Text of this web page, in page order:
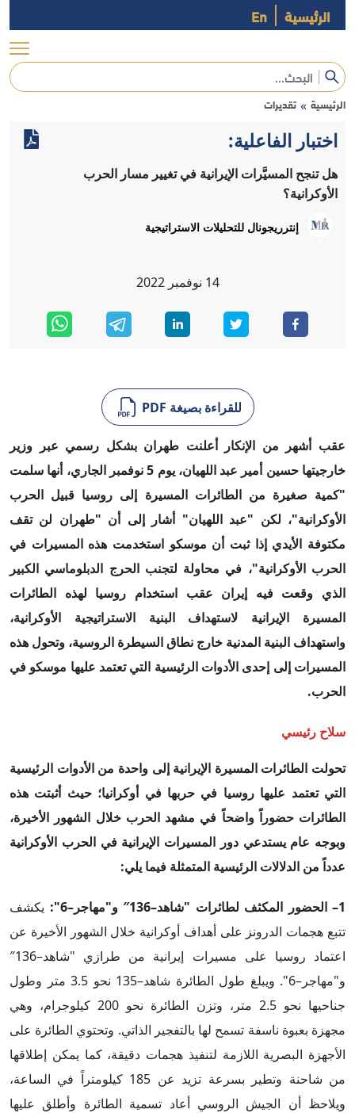
الرئيسية En
الرئيسية » تقديرات
اختبار الفاعلية:
هل تنجح المسيَّرات الإيرانية في تغيير مسار الحرب
الأوكرانية؟
إنترريجونال للتحليلات الاستراتيجية
14 نوفمبر 2022
للقراءة بصيغة PDF
عقب أشهر من الإنكار أعلنت طهران بشكل رسمي عبر وزير
خارجيتها حسين أمير عبد اللهيان، يوم 5 نوفمبر الجاري، أنها سلمت
"كمية صغيرة من الطائرات المسيرة إلى روسيا قبيل الحرب
الأوكرانية"، لكن "عبد اللهيان" أشار إلى أن "طهران لن تقف
مكتوفة الأيدي إذا ثبت أن موسكو استخدمت هذه المسيرات في
الحرب الأوكرانية"، في محاولة لتجنبالحرج الدبلوماسي الكبير
الذي وقعت فيه إيران عقب استخدام روسيا لهذه الطائرات
المسيرة الإيرانية لاستهداف البنية الاستراتيجية الأوكرانية،
واستهداف البنية المدنية خارج نطاق السيطرة الروسية، وتحول هذه
المسيرات إلى إحدى الأدوات الرئيسية التي تعتمد عليها موسكو في
الحرب.
سلاح رئيسي
تحولت الطائرات المسيرة الإيرانية إلى واحدة من الأدوات الرئيسية
التي تعتمد عليها روسيا في حربها في أوكرانيا؛ حيث أثبتت هذه
الطائرات حضوراً واضحاً في مشهد الحرب خلال الشهور الأخيرة،
وبوجه عام يستدعي دور المسيرات الإيرانية في الحرب الأوكرانية
عدداًمن الدلالات الرئيسية المتمثلة فيما يلي:
1– الحضور المكثف لطائرات "شاهد–136″ و"مهاجر–6":
يكشف
تتبع هجمات الدرونز على أهداف أوكرانية خلال الشهور الأخيرة عن
اعتماد روسيا على مسيرات إيرانية من طرازي "شاهد–136″
و"مهاجر–6". ويبلغ طول الطائرة شاهد–135 نحو 3.5 متر وطول
جناحيها نحو 2.5 متر، وتزن الطائرة نحو 200 كيلوجرام، وهي
مجهزة بعبوة ناسفة تسمح لها بالتفجير الذاتي. وتحتوي الطائرة على
الأجهزة البصرية اللازمة لتنفيذ هجمات دقيقة، كما يمكن إطلاقها
من شاحنة وتطير بسرعة تزيد عن 185 كيلومتراً في الساعة،
ويلاحظ أن الجيش الروسي أعاد تسمية الطائرة وأطلق عليها